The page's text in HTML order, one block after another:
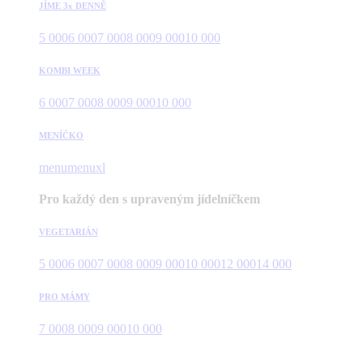
JÍME 3x DENNĚ
5 0006 0007 0008 0009 00010 000
KOMBI WEEK
6 0007 0008 0009 00010 000
MENÍČKO
menumenuxl
Pro každý den s upraveným jídelníčkem
VEGETARIÁN
5 0006 0007 0008 0009 00010 00012 00014 000
PRO MÁMY
7 0008 0009 00010 000